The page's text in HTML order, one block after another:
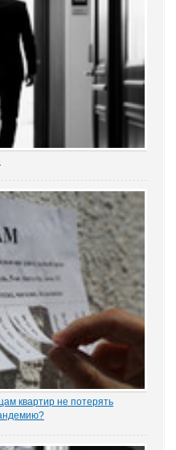
Трудовом кодексе в 2012 году
квартир не потерять